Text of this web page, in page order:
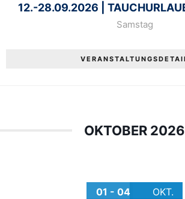
12.-28.09.2026 |
Samstag
OKTOBER 2026
01 - 04 OKT.